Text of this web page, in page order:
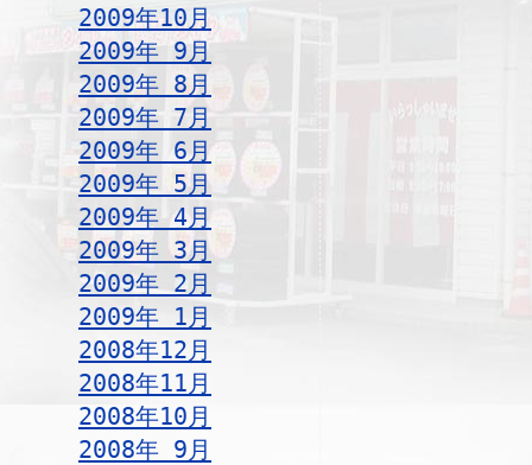
2009年10月
2009年 9月
2009年 8月
2009年 7月
2009年 6月
2009年 5月
2009年 4月
2009年 3月
2009年 2月
2009年 1月
2008年12月
2008年11月
2008年10月
2008年 9月